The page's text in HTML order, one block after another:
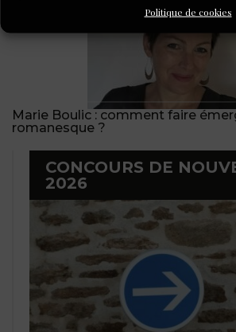
Politique de cookies
Marie Boulic : comment faire
romanesque ?
CONCOURS DE
2026